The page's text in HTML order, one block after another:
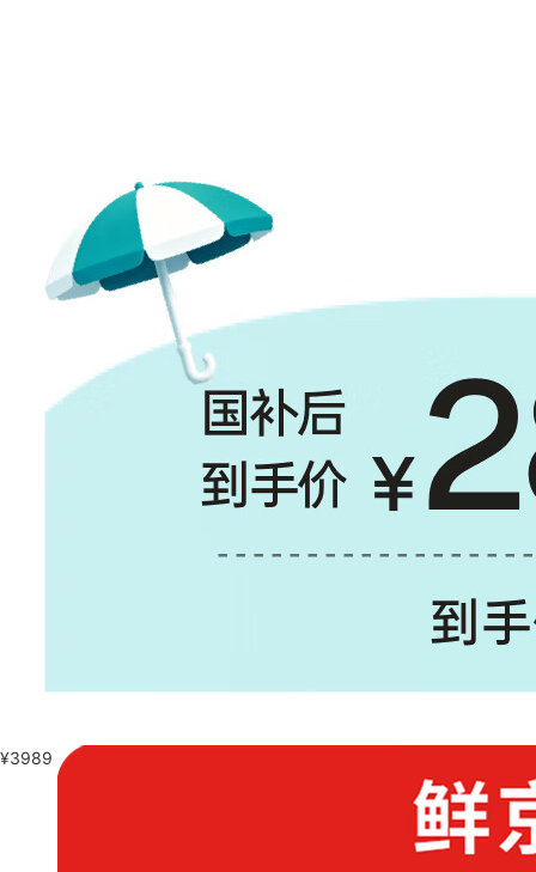
¥3989